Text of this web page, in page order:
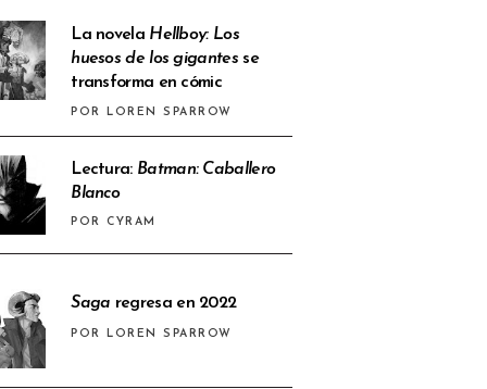
La novela Hellboy: Los
huesos de los gigantesse
transforma en cómic
POR LOREN SPARROW
Lectura: Batman: Caballero
Blanco
POR CYRAM
Saga regresa en 2022
POR LOREN SPARROW